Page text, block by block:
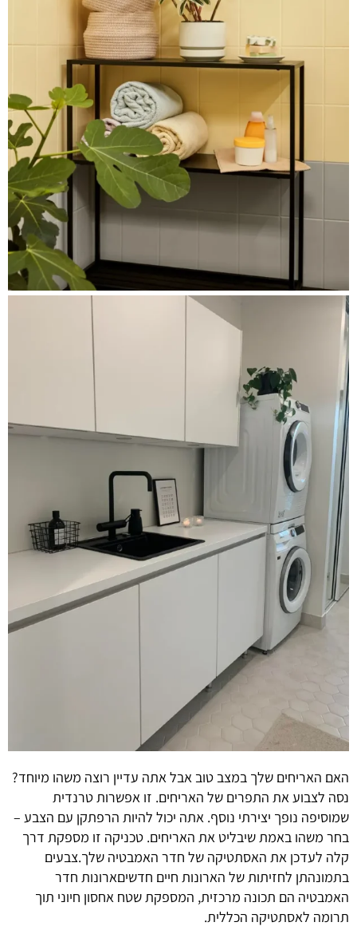
האם האריחים שלך במצב טוב אבל אתה עדיין רוצה משהו מיוחד?
נסה לצבוע את התפרים של האריחים. זו אפשרות טרנדית
שמוסיפה נופך יצירתי נוסף. אתה יכול להיות הרפתקן עם הצבע –
בחר משהו באמת שיבליט את האריחים. טכניקה זו מספקת דרך
קלה לעדכן את האסתטיקה של חדר האמבטיה שלך.צבעים
בתמונהתן לחזיתות של הארונות חיים חדשיםארונות חדר
האמבטיה הם תכונה מרכזית, המספקת שטח אחסון חיוני תוך
תרומה לאסתטיקה הכללית.